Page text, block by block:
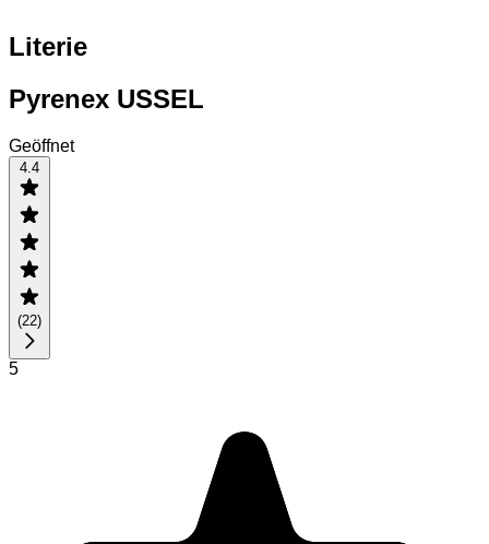
Literie
Pyrenex USSEL
Geöffnet
4.4
(22)
5